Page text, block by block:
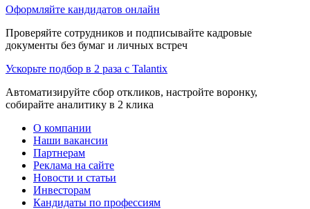
Оформляйте кандидатов онлайн
Проверяйте сотрудников и подписывайте кадровые
документы без бумаг и личных встреч
Ускорьте подбор в 2 раза с Talantix
Автоматизируйте сбор откликов, настройте воронку,
собирайте аналитику в 2 клика
О компании
Наши вакансии
Партнерам
Реклама на сайте
Новости и статьи
Инвесторам
Кандидаты по профессиям